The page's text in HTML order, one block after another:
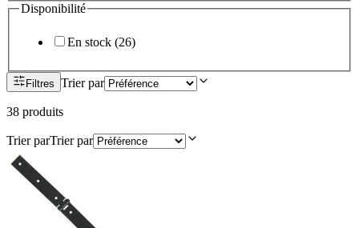
Disponibilité
En stock (26)
Filtres Trier par
38 produits
Trier parTrier par